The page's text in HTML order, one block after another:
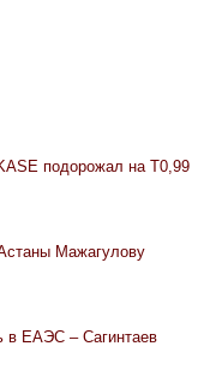
подорожал на Т0,99
Мажагулову
в ЕАЭС – Сагинтаев